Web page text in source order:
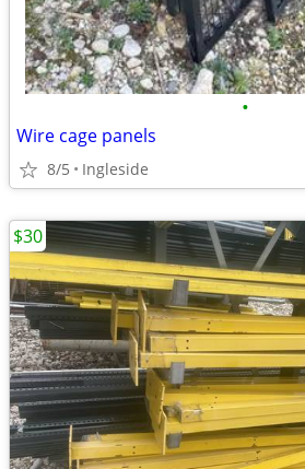
•
Wire cage panels
8/5 Ingleside
$30